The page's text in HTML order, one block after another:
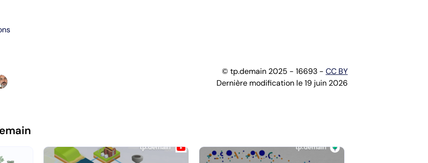
© tp.demain 2025 - 16693 - CC BY
Dernière modification le 19 juin 2026